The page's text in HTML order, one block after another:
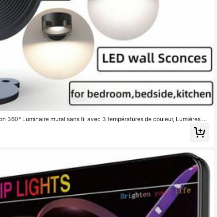
360° Luminaire mural sans fil avec 3 températures de couleur, Lumières m
1200mAh, Graduable et Minuterie, Contrôle tactile et à distance, Lumière de
le cadre et l'éclairage de la chambre